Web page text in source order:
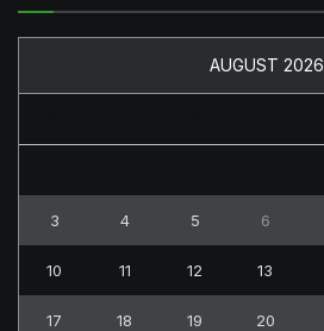
AUGUST 2026
3 4 5 6
10 11 12 13
17 18 19 20